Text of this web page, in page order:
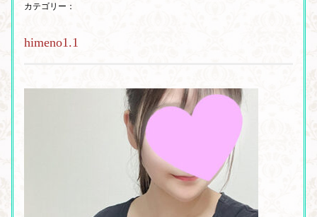
カテゴリー：
himeno1.1